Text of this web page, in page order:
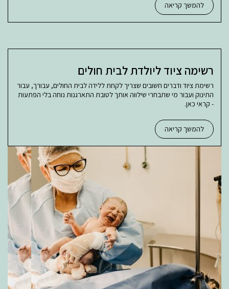
להמשך קריאה
רשימה ציוד ליולדת לבית חולים
רשימת ציוד ודברים חשובים שצריך לקחת ללידה לבית החולים, עבורך, עבור
התינוק ועבור מי שתבחרי שילווה אותך לטובת התארגנות נוחה בלי הפתעות
- קראי כאן.
להמשך קריאה